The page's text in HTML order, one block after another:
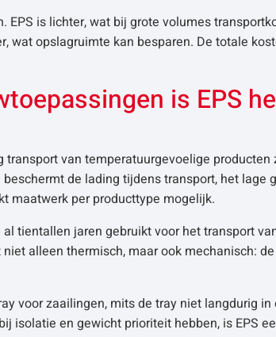
is lichter, wat bij grote volumes
wat opslagruimte kan besparen. De totale
is EPS
transport van temperatuurgevoelige
de lading tijdens transport, het lage
maatwerk per producttype mogelijk.
tientallen jaren gebruikt voor het transport
alleen thermisch, maar ook mechanisch:
voor zaailingen, mits de tray niet langdurig
isolatie en gewicht prioriteit hebben, is EPS